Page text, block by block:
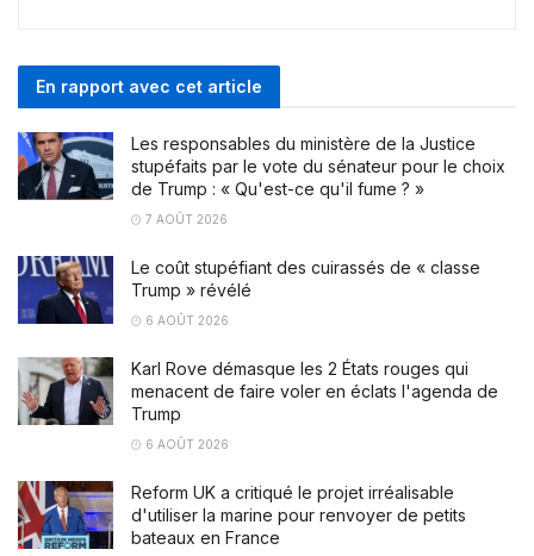
En rapport avec cet article
Les responsables du ministère de la Justice
stupéfaits par le vote du sénateur pour le choix
de Trump : « Qu'est-ce qu'il fume ? »
7 AOÛT 2026
Le coût stupéfiant des cuirassés de « classe
Trump » révélé
6 AOÛT 2026
Karl Rove démasque les 2 États rouges qui
menacent de faire voler en éclats l'agenda de
Trump
6 AOÛT 2026
Reform UK a critiqué le projet irréalisable
d'utiliser la marine pour renvoyer de petits
bateaux en France